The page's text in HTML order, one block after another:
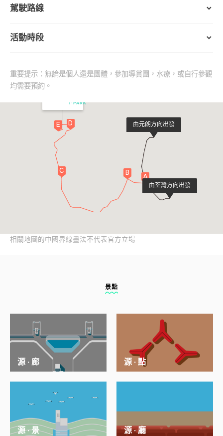
駕駛路線
活動時段
重要提示：無論是個人還是團體，參加導賞團，水療，或自行參觀
均需要預約。
A
B
C
D
E 由元朗方向出發
由荃灣方向出發
相關地圖的中國界線畫法不代表官方立場
景點
源 · 廊 源 · 點
源 · 景 源 · 廳